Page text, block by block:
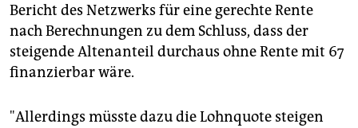
Bericht des Netzwerks für eine gerechte Rente
nach Berechnungen zu dem Schluss, dass der
steigende Altenanteil durchaus ohne Rente mit 67
finanzierbar wäre.
"Allerdings müsste dazu die Lohnquote steigen